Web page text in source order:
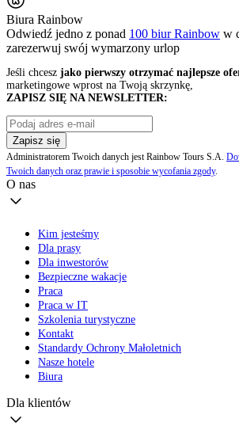
Biura Rainbow
Odwiedź jedno z ponad 100 biur Rainbow w
zarezerwuj swój wymarzony urlop
Jeśli chcesz jako pierwszy otrzymać najlepsze
marketingowe wprost na Twoją skrzynkę,
ZAPISZ SIĘ NA NEWSLETTER:
Zapisz się
Administratorem Twoich danych jest Rainbow Tours S.A.
Twoich danych oraz prawie i sposobie wycofania zgody.
O nas
Kim jesteśmy
Dla prasy
Dla inwestorów
Bezpieczne wakacje
Praca
Praca w IT
Szkolenia turystyczne
Kontakt
Standardy Ochrony Małoletnich
Nasze hotele
Biura
Dla klientów